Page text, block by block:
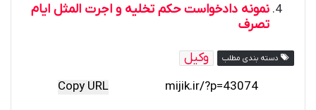
نمونه دادخواست حکم تخلیه و اجرت المثل ایام
تصرف
دسته بندی مطلب وکیل
Copy URL